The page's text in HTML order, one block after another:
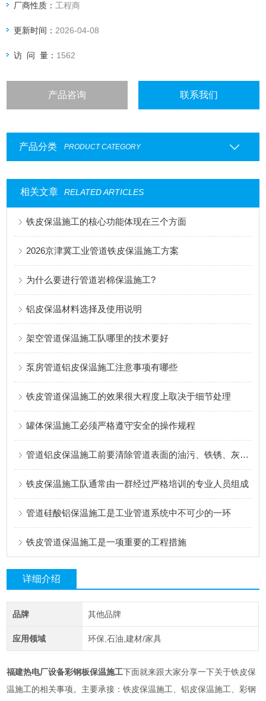
厂商性质： 工程商
更新时间： 2026-04-08
访 问 量： 1562
产品咨询 联系我们
产品分类 PRODUCT CATEGORY
相关文章 RELATED ARTICLES
铁皮保温施工的核心功能体现在三个方面
2026京津冀工业管道铁皮保温施工方案
为什么要进行管道岩棉保温施工?
铝皮保温材料选择及使用说明
架空管道保温施工队哪里的技术要好
泵房管道铝皮保温施工注意事项有哪些
铁皮管道保温施工的效果很大程度上取决于细节处理
罐体保温施工必须严格遵守安全的操作规程
管道铝皮保温施工前要清除管道表面的油污、铁锈、灰尘等杂物
铁皮保温施工队通常由一群经过严格培训的专业人员组成
管道硅酸铝保温施工是工业管道系统中不可少的一环
铁皮管道保温施工是一项重要的工程措施
详细介绍
品牌 其他品牌
应用领域 环保,石油,建材/家具
福建热电厂设备彩钢板保温施工下面就来跟大家分享一下关于铁皮保
温施工的相关事项。主要承接：铁皮保温施工、铝皮保温施工、彩钢